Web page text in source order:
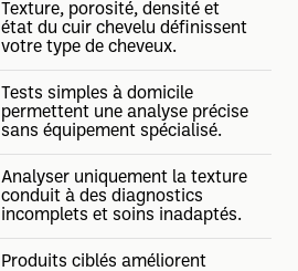
Texture, porosité, densité et
état du cuir chevelu définissent
votre type de cheveux.
Tests simples à domicile
permettent une analyse précise
sans équipement spécialisé.
Analyser uniquement la texture
conduit à des diagnostics
incomplets et soins inadaptés.
Produits ciblés améliorent